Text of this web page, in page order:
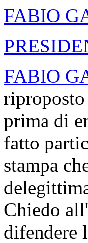
FABIO
FABIO
prima di
fatto
stampa
Chiedo
difendere